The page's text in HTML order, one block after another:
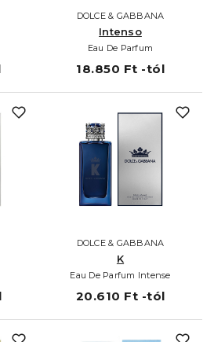
DOLCE & GABBANA
Intenso
Eau De Parfum
18.850 Ft -tól
DOLCE & GABBANA
K
Eau De Parfum Intense
20.610 Ft -tól